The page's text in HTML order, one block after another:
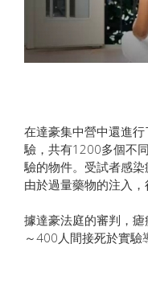
在達豪集中營中還進
驗，共有1200多個不
驗的物件。受試者感染
由於過量藥物的注入，
據達豪法庭的審判，
～400人間接死於實驗